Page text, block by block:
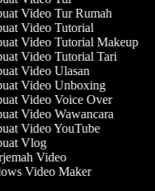
Video Tur Rumah
Video Tutorial
Video Tutorial Makeup
Video Tutorial Tari
Video Ulasan
Video Unboxing
Video Voice Over
Video Wawancara
Video YouTube
Vlog
Video
Video Maker